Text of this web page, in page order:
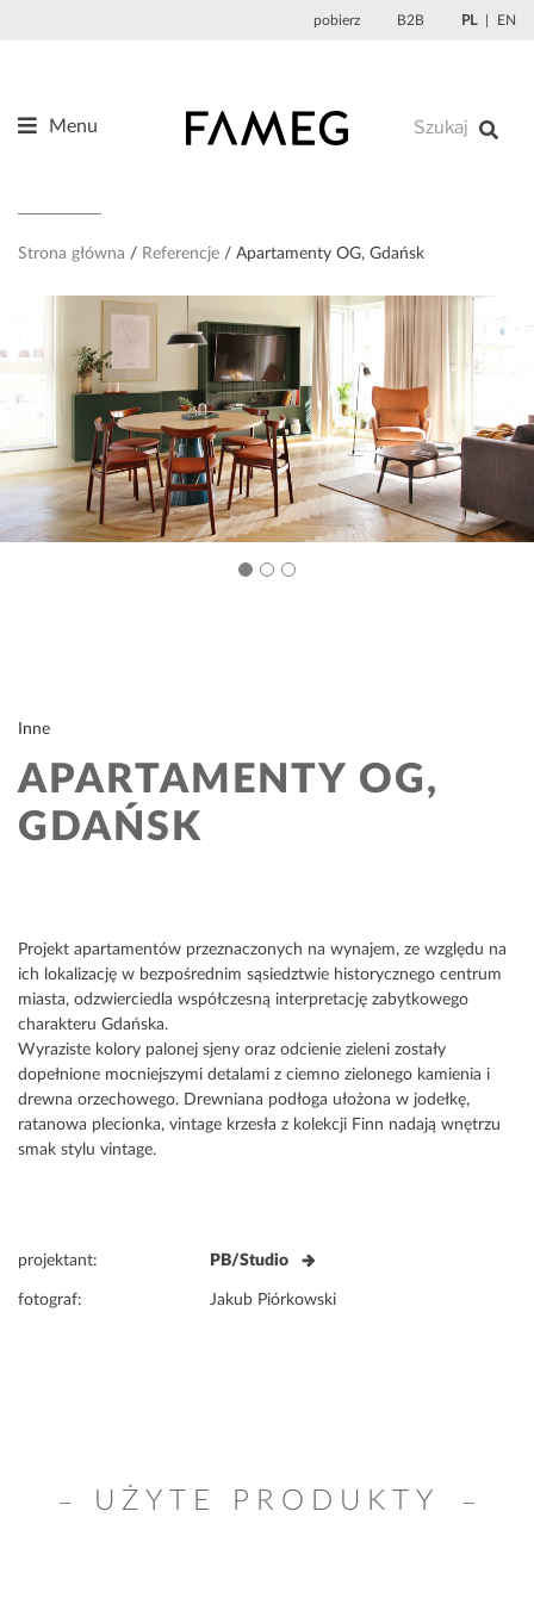
pobierz B2B PL EN
Menu
O nas
Projektanci
Referencje
Aktualności
Kontakt
Strona główna Referencje Apartamenty OG, Gdańsk
Inne
APARTAMENTY OG,
GDAŃSK
Projekt apartamentów przeznaczonych na wynajem, ze względu na
ich lokalizację w bezpośrednim sąsiedztwie historycznego centrum
miasta, odzwierciedla współczesną interpretację zabytkowego
charakteru Gdańska.
Wyraziste kolory palonej sjeny oraz odcienie zieleni zostały
dopełnione mocniejszymi detalami z ciemno zielonego kamienia i
drewna orzechowego. Drewniana podłoga ułożona w jodełkę,
ratanowa plecionka, vintage krzesła z kolekcji Finn nadają wnętrzu
smak stylu vintage.
projektant: PB/Studio
fotograf: Jakub Piórkowski
UŻYTE PRODUKTY